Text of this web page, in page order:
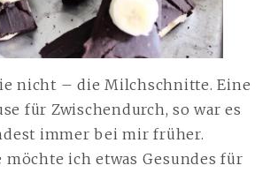
nicht – die Milchschnitte. Eine
für Zwischendurch, so war es
immer bei mir früher.
möchte ich etwas Gesundes für